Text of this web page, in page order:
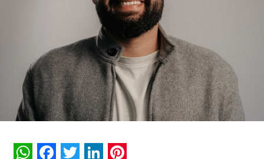
Monitoramento de comportamento
No marketing digital, já existem maneiras de acompanhar
o comportamento dos usuários no site da sua marca.
Quanto tempo os visitantes passam em determinadas
páginas, quais produtos têm mais cliques, taxas de
abandono do carrinho de compras, entre outras métricas
importantes.
a análise deles não é. A inteligência artificial pode agilizar